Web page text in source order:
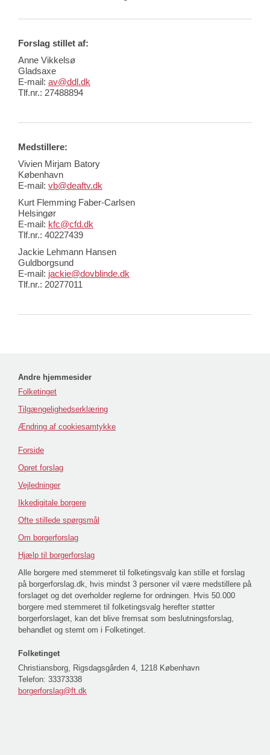
Forslag stillet af:
Anne Vikkelsø
Gladsaxe
E-mail: av@ddl.dk
Tlf.nr.: 27488894
Medstillere:
Vivien Mirjam Batory
København
E-mail: vb@deaftv.dk
Kurt Flemming Faber-Carlsen
Helsingør
E-mail: kfc@cfd.dk
Tlf.nr.: 40227439
Jackie Lehmann Hansen
Guldborgsund
E-mail: jackie@dovblinde.dk
Tlf.nr.: 20277011
Andre hjemmesider
Folketinget
Tilgængelighedserklæring
Ændring af cookiesamtykke
Forside
Opret forslag
Vejledninger
Ikkedigitale borgere
Ofte stillede spørgsmål
Om borgerforslag
Hjælp til borgerforslag
Alle borgere med stemmeret til folketingsvalg kan stille et forslag
på borgerforslag.dk, hvis mindst 3 personer vil være medstillere på
forslaget og det overholder reglerne for ordningen. Hvis 50.000
borgere med stemmeret til folketingsvalg herefter støtter
borgerforslaget, kan det blive fremsat som beslutningsforslag,
behandlet og stemt om i Folketinget.
Folketinget
Christiansborg, Rigsdagsgården 4, 1218 København
Telefon: 33373338
borgerforslag@ft.dk